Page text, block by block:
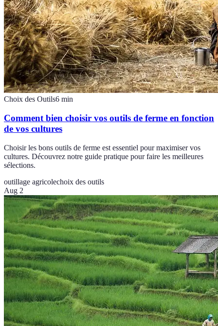
Choix des Outils6 min
Comment bien choisir vos outils de ferme en fonction
de vos cultures
Choisir les bons outils de ferme est essentiel pour maximiser vos
cultures. Découvrez notre guide pratique pour faire les meilleures
sélections.
outillage agricolechoix des outils
Aug 2